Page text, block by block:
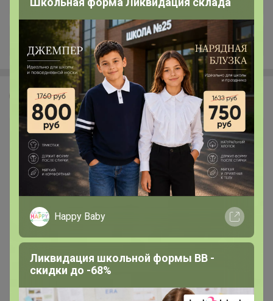
Леныра
Happy Baby
Ликвидация школьной формы BB -
скидки до -68%